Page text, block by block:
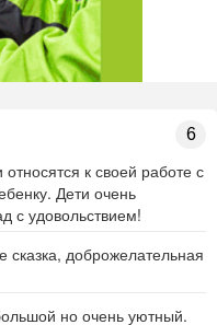
6
к своей работе с
Дети очень
с удовольствием!
сказка, доброжелательная
но очень уютный.